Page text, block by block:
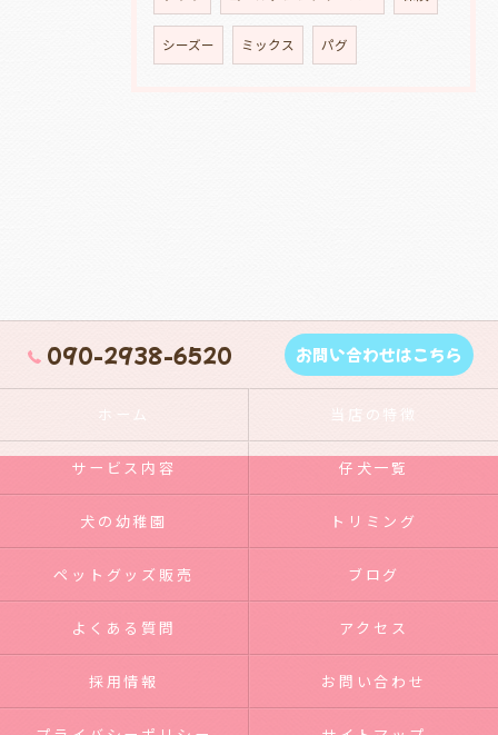
シーズー ミックス パグ
090-2938-6520 お問い合わせはこちら
ホーム 当店の特徴
サービス内容 仔犬一覧
犬の幼稚園 トリミング
ペットグッズ販売 ブログ
よくある質問 アクセス
採用情報 お問い合わせ